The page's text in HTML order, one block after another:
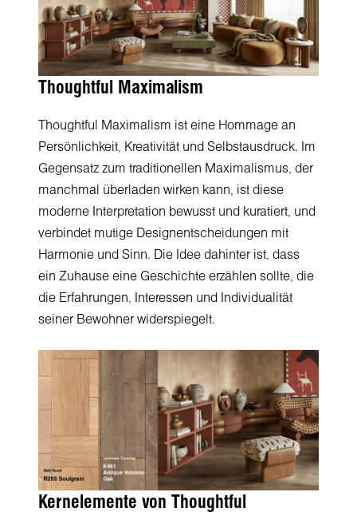
Thoughtful Maximalism
Thoughtful Maximalism ist eine Hommage an
Persönlichkeit, Kreativität und Selbstausdruck. Im
Gegensatz zum traditionellen Maximalismus, der
manchmal überladen wirken kann, ist diese
moderne Interpretation bewusst und kuratiert, und
verbindet mutige Designentscheidungen mit
Harmonie und Sinn. Die Idee dahinter ist, dass
ein Zuhause eine Geschichte erzählen sollte, die
die Erfahrungen, Interessen und Individualität
seiner Bewohner widerspiegelt.
Kernelemente von Thoughtful